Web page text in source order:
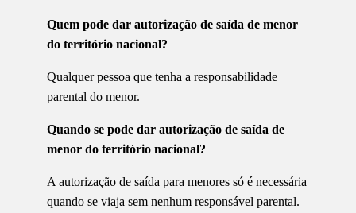
Quem pode dar autorização de saída de menor
do território nacional?
Qualquer pessoa que tenha a responsabilidade
parental do menor.
Quando se pode dar autorização de saída de
menor do território nacional?
A autorização de saída para menores só é necessária
quando se viaja sem nenhum responsável parental.